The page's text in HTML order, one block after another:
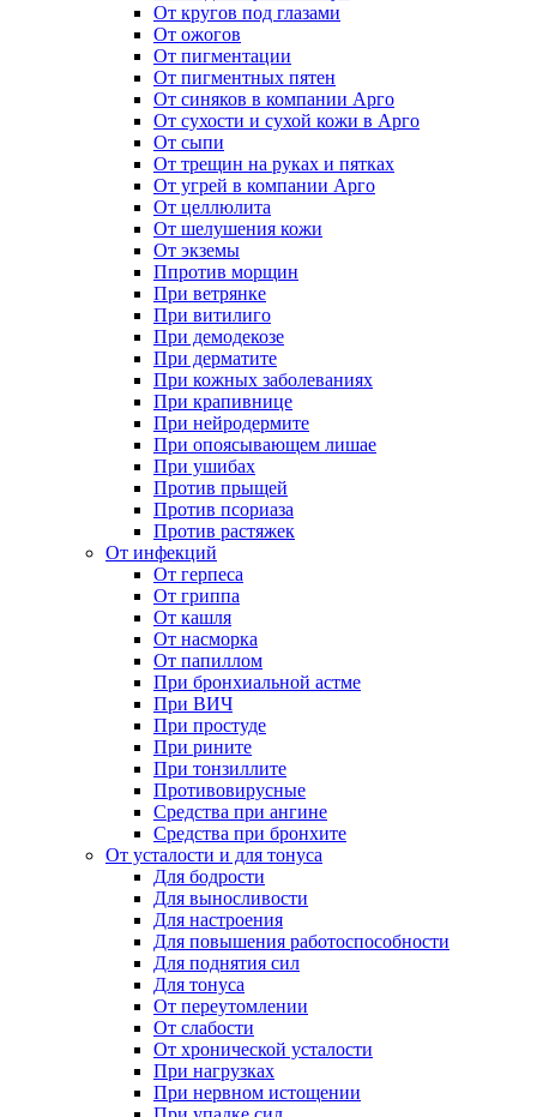
От кругов под глазами
От ожогов
От пигментации
От пигментных пятен
От синяков в компании Арго
От сухости и сухой кожи в Арго
От сыпи
От трещин на руках и пятках
От угрей в компании Арго
От целлюлита
От шелушения кожи
От экземы
Ппротив морщин
При ветрянке
При витилиго
При демодекозе
При дерматите
При кожных заболеваниях
При крапивнице
При нейродермите
При опоясывающем лишае
При ушибах
Против прыщей
Против псориаза
Против растяжек
От инфекций
От герпеса
От гриппа
От кашля
От насморка
От папиллом
При бронхиальной астме
При ВИЧ
При простуде
При рините
При тонзиллите
Противовирусные
Средства при ангине
Средства при бронхите
От усталости и для тонуса
Для бодрости
Для выносливости
Для настроения
Для повышения работоспособности
Для поднятия сил
Для тонуса
От переутомлении
От слабости
От хронической усталости
При нагрузках
При нервном истощении